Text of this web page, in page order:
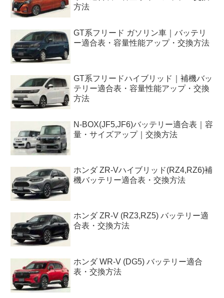
方法
GT系フリード ガソリン車｜バッテリ
ー適合表・容量性能アップ・交換方法
GT系フリードハイブリッド｜補機バッ
テリー適合表・容量性能アップ・交換
方法
N-BOX(JF5,JF6)バッテリー適合表｜容
量・サイズアップ｜交換方法
ホンダ ZR-Vハイブリッド(RZ4,RZ6)補
機バッテリー適合表・交換方法
ホンダ ZR-V (RZ3,RZ5) バッテリー適
合表・交換方法
ホンダ WR-V (DG5) バッテリー適合
表・交換方法